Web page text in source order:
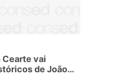
Cearte vai
de João